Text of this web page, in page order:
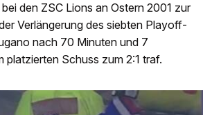
den ZSC Lions an Ostern 2001 zur
Verlängerung des siebten Playoff-
nach 70 Minuten und 7
platzierten Schuss zum 2:1 traf.